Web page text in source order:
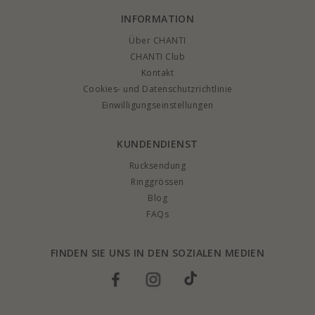
INFORMATION
Über CHANTI
CHANTI Club
Kontakt
Cookies- und Datenschutzrichtlinie
Einwilligungseinstellungen
KUNDENDIENST
Rucksendung
Ringgrössen
Blog
FAQs
FINDEN SIE UNS IN DEN SOZIALEN MEDIEN